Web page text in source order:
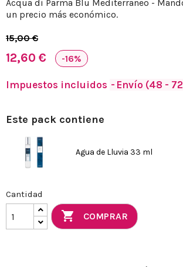
Acqua di Parma Blu Mediterraneo -
un precio más económico.
15,00 €
12,60 € -16%
Impuestos incluidos Envío (48 -
Este pack contiene
Agua de Lluvia 33 ml
Cantidad
 COMPRAR